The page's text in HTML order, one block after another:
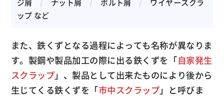
ジ屑 / ナット屑 / ボルト屑 / ワイヤースクラ
ップ など
また、鉄くずとなる過程によっても名称が異なりま
す。製鋼や製品加工の際に出る鉄くずを「自家発生
スクラップ」、製品として出来たものにより後から
生じてくる鉄くずを「市中スクラップ」と呼びま